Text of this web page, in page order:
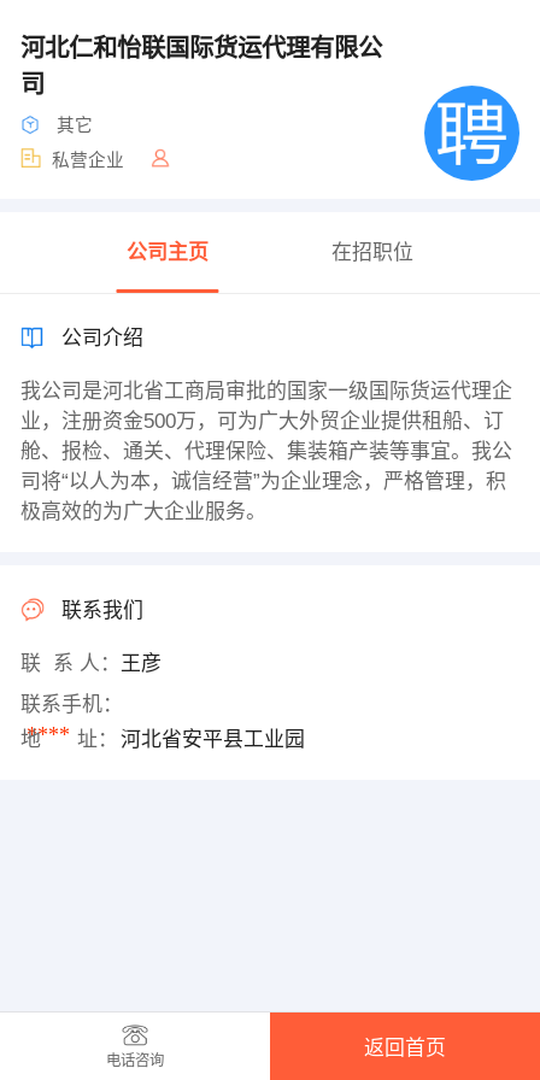
河北仁和怡联国际货运代理有限公
司
其它
私营企业
公司主页 在招职位
公司介绍
我公司是河北省工商局审批的国家一级国际货运代理企
业，注册资金500万，可为广大外贸企业提供租船、订
舱、报检、通关、代理保险、集装箱产装等事宜。我公
司将“以人为本，诚信经营”为企业理念，严格管理，积
极高效的为广大企业服务。
联系我们
联 系 人： 王彦
联系手机：
****
地 址： 河北省安平县工业园
电话咨询
返回首页